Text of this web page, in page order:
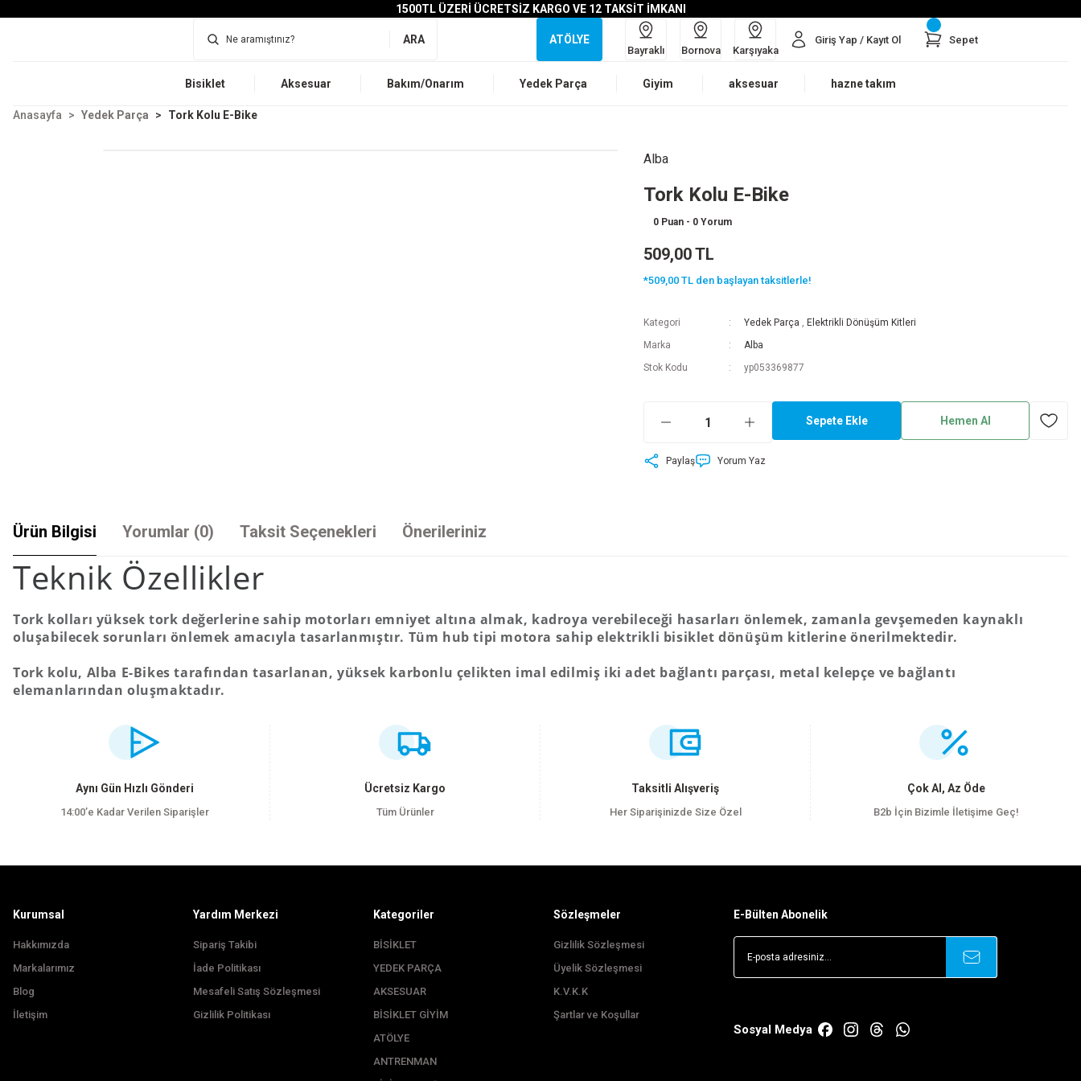
1500TL ÜZERİ ÜCRETSİZ KARGO VE 12 TAKSİT İMKANI
ARA ATÖLYE
Bayraklı Bornova Karşıyaka
Giriş Yap / Kayıt Ol Sepet
Bisiklet Aksesuar Bakım/Onarım Yedek Parça Giyim aksesuar hazne takım
Anasayfa Yedek Parça Tork Kolu E-Bike
Alba
Tork Kolu E-Bike
0 Puan - 0 Yorum
509,00 TL
*509,00 TL den başlayan taksitlerle!
Kategori Yedek Parça , Elektrikli Dönüşüm Kitleri
Marka
Alba
Stok Kodu
yp053369877
Sepete Ekle Hemen Al
Paylaş Yorum Yaz
Ürün Bilgisi Yorumlar (0) Taksit Seçenekleri Önerileriniz
Teknik Özellikler
Tork kolları yüksek tork değerlerine sahip motorları emniyet altına almak, kadroya verebileceği hasarları önlemek, zamanla gevşemeden kaynaklı
oluşabilecek sorunları önlemek amacıyla tasarlanmıştır. Tüm hub tipi motora sahip elektrikli bisiklet dönüşüm kitlerine önerilmektedir.
Tork kolu, Alba E-Bikes tarafından tasarlanan, yüksek karbonlu çelikten imal edilmiş iki adet bağlantı parçası, metal kelepçe ve bağlantı
elemanlarından oluşmaktadır.
Görüş ve önerileriniz için teşekkür ederiz.
Ürün açıklamasında eksik bilgiler bulunuyor.
Ürün bilgilerinde hatalar bulunuyor.
Aynı Gün Hızlı Gönderi
14:00’e Kadar Verilen Siparişler
Ücretsiz Kargo
Tüm Ürünler
Taksitli Alışveriş
Her Siparişinizde Size Özel
Çok Al, Az Öde
B2b İçin Bizimle İletişime Geç!
Kurumsal
Hakkımızda
Markalarımız
Blog
İletişim
Yardım Merkezi
Sipariş Takibi
İade Politikası
Mesafeli Satış Sözleşmesi
Gizlilik Politikası
Kategoriler
BİSİKLET
YEDEK PARÇA
AKSESUAR
BİSİKLET GİYİM
ATÖLYE
ANTRENMAN
Sözleşmeler
Gizlilik Sözleşmesi
Üyelik Sözleşmesi
K.V.K.K
Şartlar ve Koşullar
E-Bülten Abonelik
Sosyal Medya